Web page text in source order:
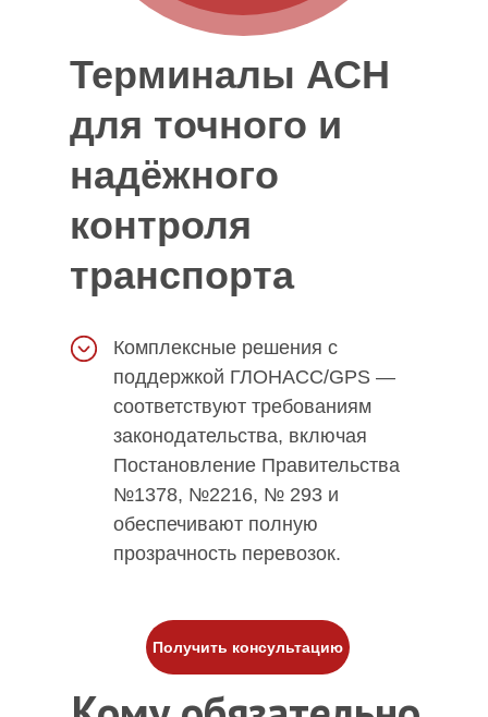
Терминалы АСН
для точного и
надёжного
контроля
транспорта
Получить консультацию
Комплексные решения с
поддержкой ГЛОНАСС/GPS —
соответствуют требованиям
законодательства, включая
Постановление Правительства
№1378, №2216, № 293 и
обеспечивают полную
прозрачность перевозок.